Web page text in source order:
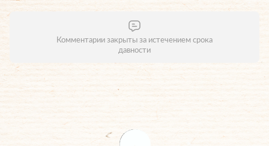
Комментарии закрыты за истечением срока
давности